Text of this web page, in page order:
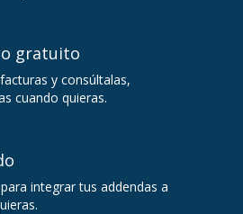
gratuito
y consúltalas,
cuando quieras.
integrar tus addendas a